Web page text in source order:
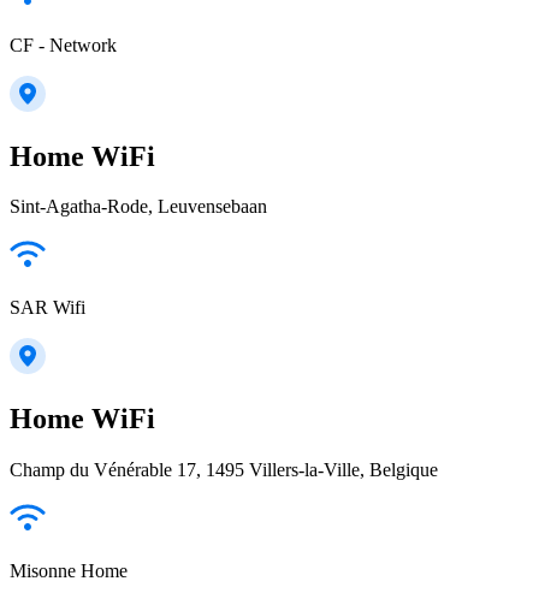
CF - Network
Home WiFi
Sint-Agatha-Rode, Leuvensebaan
SAR Wifi
Home WiFi
Champ du Vénérable 17, 1495 Villers-la-Ville, Belgique
Misonne Home